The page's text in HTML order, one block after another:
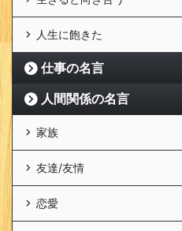
人生に飽きた
仕事の名言
人間関係の名言
家族
友達/友情
恋愛